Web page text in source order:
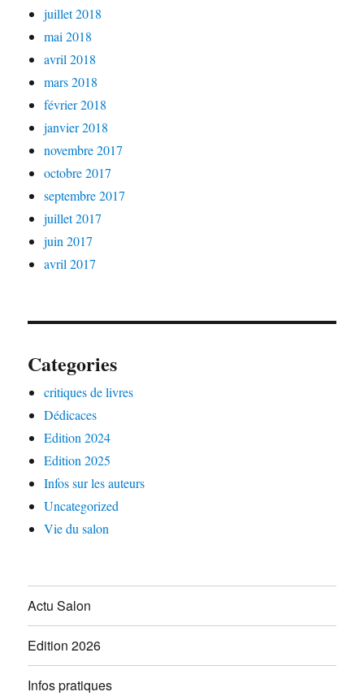
juillet 2018
mai 2018
avril 2018
mars 2018
février 2018
janvier 2018
novembre 2017
octobre 2017
septembre 2017
juillet 2017
juin 2017
avril 2017
Categories
critiques de livres
Dédicaces
Edition 2024
Edition 2025
Infos sur les auteurs
Uncategorized
Vie du salon
Actu Salon
Edition 2026
Infos pratiques